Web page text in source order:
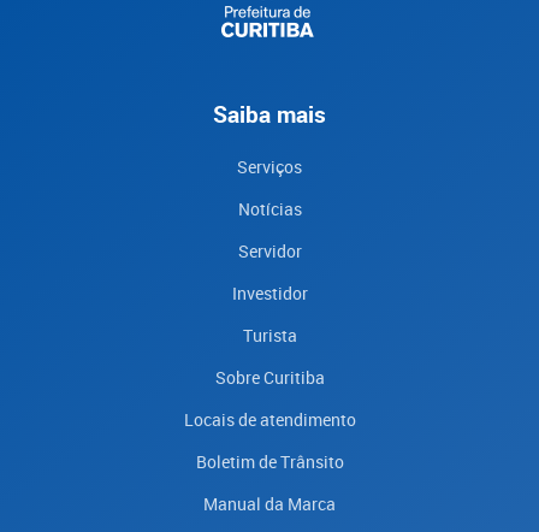
Saiba mais
Serviços
Notícias
Servidor
Investidor
Turista
Sobre Curitiba
Locais de atendimento
Boletim de Trânsito
Manual da Marca